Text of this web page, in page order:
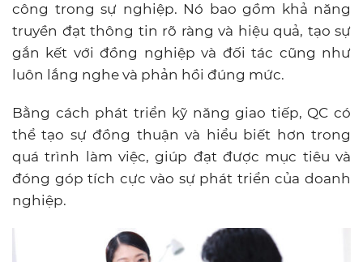
công trong sự nghiệp. Nó bao gồm khả năng
truyền đạt thông tin rõ ràng và hiệu quả, tạo sự
gắn kết với đồng nghiệp và đối tác cũng như
luôn lắng nghe và phản hồi đúng mức.
Bằng cách phát triển kỹ năng giao tiếp, QC có
thể tạo sự đồng thuận và hiểu biết hơn trong
quá trình làm việc, giúp đạt được mục tiêu và
đóng góp tích cực vào sự phát triển của doanh
nghiệp.